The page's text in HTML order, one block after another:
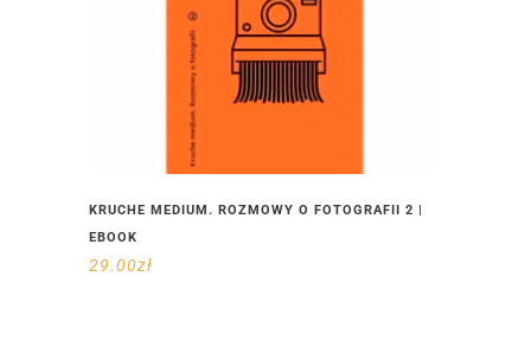
KRUCHE MEDIUM. ROZMOWY O FOTOGRAFII 2 |
EBOOK
29.00zł